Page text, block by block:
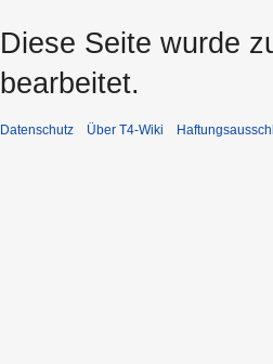
Diese Seite wurde
bearbeitet.
Datenschutz Über T4-Wiki